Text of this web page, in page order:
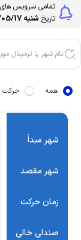
تمامی سرویس های
تاریخ شنبه 1405/05/17
همه حرکت
شهر مبدأ
شهر مقصد
زمان حرکت
صندلی خالی